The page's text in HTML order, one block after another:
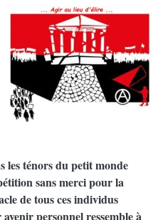
les ténors du petit monde
sans merci pour la
de tous ces individus
personnel ressemble à